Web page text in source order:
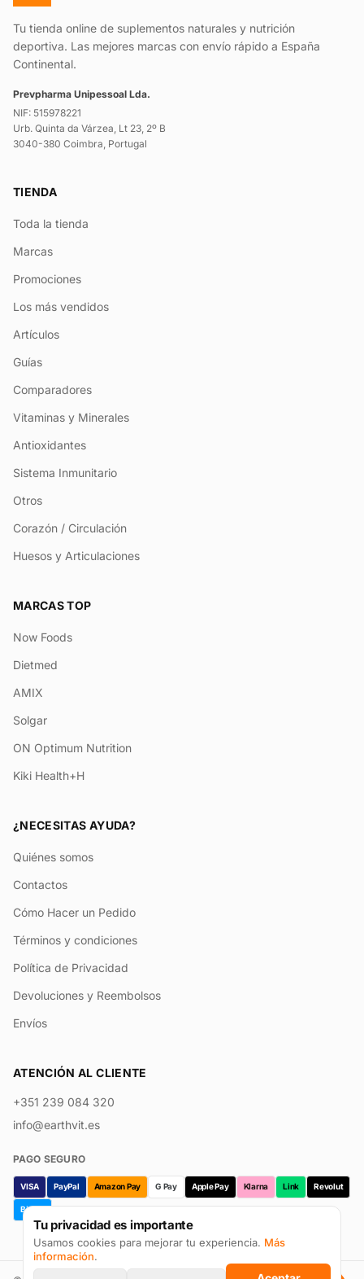
Tu privacidad es importante
Usamos cookies para mejorar tu experiencia. Más
información.
Tu tienda online de suplementos naturales y nutrición
deportiva. Las mejores marcas con envío rápido a España
Continental.
Prevpharma Unipessoal Lda.
NIF: 515978221
Urb. Quinta da Várzea, Lt 23, 2º B
3040-380 Coimbra, Portugal
TIENDA
Toda la tienda
Marcas
Promociones
Los más vendidos
Artículos
Guías
Comparadores
Vitaminas y Minerales
Antioxidantes
Sistema Inmunitario
Otros
Corazón / Circulación
Huesos y Articulaciones
MARCAS TOP
Now Foods
Dietmed
AMIX
Solgar
ON Optimum Nutrition
Kiki Health+H
¿NECESITAS AYUDA?
Quiénes somos
Contactos
Cómo Hacer un Pedido
Términos y condiciones
Política de Privacidad
Devoluciones y Reembolsos
Envíos
ATENCIÓN AL CLIENTE
+351 239 084 320
info@earthvit.es
PAGO SEGURO
VISA PayPal Amazon Pay G Pay Apple Pay Klarna Link Revolut
Bizum